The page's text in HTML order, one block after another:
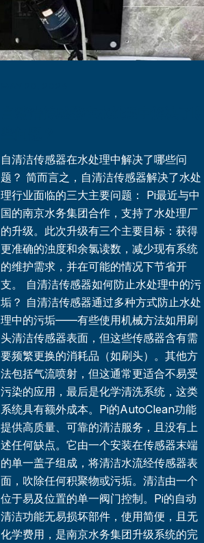
自清洁传感器在水处理中解决了哪些问
题？ 简而言之，自清洁传感器解决了水处
理行业面临的三大主要问题： Pi最近与中
国的南京水务集团合作，支持了水处理厂
的升级。此次升级有三个主要目标：获得
更准确的浊度和余氯读数，减少现有系统
的维护需求，并在可能的情况下节省开
支。 自清洁传感器如何防止水处理中的污
垢？ 自清洁传感器通过多种方式防止水处
理中的污垢——有些使用机械方法如用刷
头清洁传感器表面，但这些传感器含有需
要频繁更换的消耗品（如刷头）。其他方
法包括气流喷射，但这通常更适合不易受
污染的应用，最后是化学清洗系统，这类
系统具有额外成本。Pi的AutoClean功能
提供高质量、可靠的清洁服务，且没有上
述任何缺点。它由一个安装在传感器末端
的单一盖子组成，将清洁水流经传感器表
面，吹除任何积聚物或污垢。清洁由一个
位于易及位置的单一阀门控制。Pi的自动
清洁功能无易损坏部件，使用简便，且无
化学费用，是南京水务集团升级系统的完